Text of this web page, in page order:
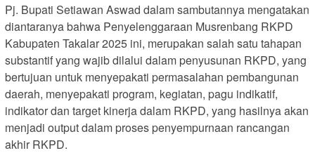
Pj. Bupati Setiawan Aswad dalam sambutannya mengatakan
diantaranya bahwa Penyelenggaraan Musrenbang RKPD
Kabupaten Takalar 2025 ini, merupakan salah satu tahapan
substantif yang wajib dilalui dalam penyusunan RKPD, yang
bertujuan untuk menyepakati permasalahan pembangunan
daerah, menyepakati program, kegiatan, pagu indikatif,
indikator dan target kinerja dalam RKPD, yang hasilnya akan
menjadi output dalam proses penyempurnaan rancangan
akhir RKPD.